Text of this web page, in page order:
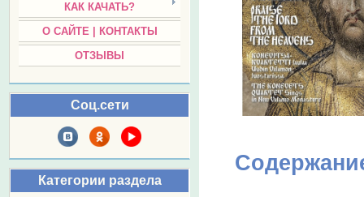
КАК КАЧАТЬ?
О САЙТЕ | КОНТАКТЫ
ОТЗЫВЫ
Соц.сети
Категории раздела